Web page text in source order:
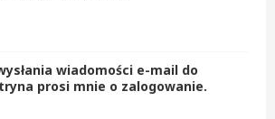
wiadomości e-mail do
prosi mnie o zalogowanie.